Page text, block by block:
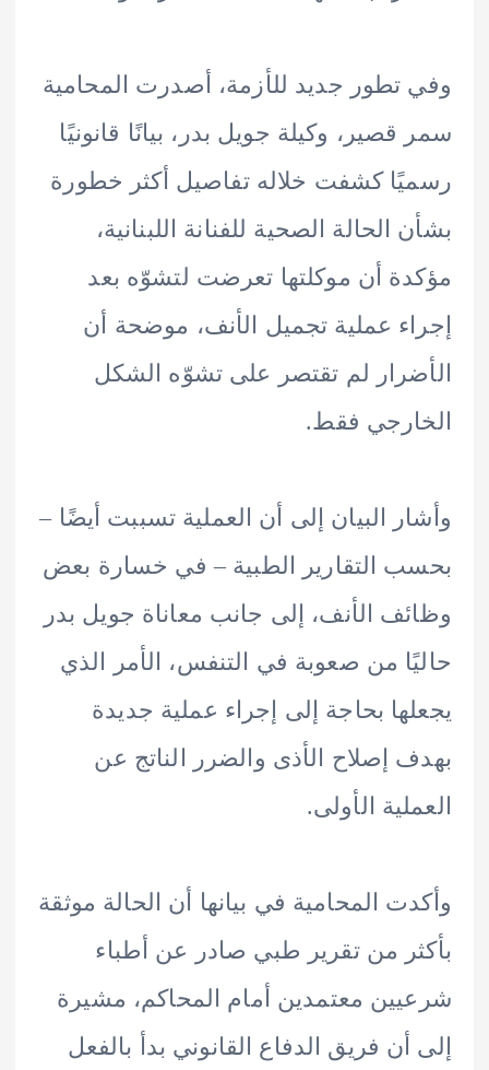
تطور جديد للأزمة، أصدرت المحامية
وكيلة جويل بدر، بيانًا قانونيًا
كشفت خلاله تفاصيل أكثر خطورة
الحالة الصحية للفنانة اللبنانية،
أن موكلتها تعرضت لتشوّه بعد
عملية تجميل الأنف، موضحة أن
لم تقتصر على تشوّه الشكل
فقط.
البيان إلى أن العملية تسببت أيضًا –
التقارير الطبية – في خسارة بعض
الأنف، إلى جانب معاناة جويل بدر
من صعوبة في التنفس، الأمر الذي
بحاجة إلى إجراء عملية جديدة
إصلاح الأذى والضرر الناتج عن
الأولى.
المحامية في بيانها أن الحالة موثقة
من تقرير طبي صادر عن أطباء
معتمدين أمام المحاكم، مشيرة
فريق الدفاع القانوني بدأ بالفعل